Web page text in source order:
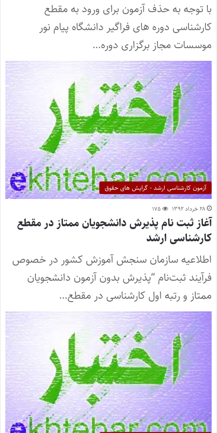
با توجه به حذف آزمون برای ورود به مقطع
کارشناسی دوره های فراگیر دانشگاه پیام نور
موسسات مجاز برگزاری دوره…
آزمون کارشناسی ارشد - گرایش های حقوق
۲۸ خرداد ۱۳۹۲ ۱۷۵
آغاز ثبت نام پذیرش دانشجویان ممتاز در مقطع
کارشناسی ارشد
اطلاعیه سازمان سنجش آموزش کشور در خصوص
فرآیند ثبت‌نام “پذیرش بدون آزمون دانشجویان
ممتاز و رتبه اول کارشناسی در مقطع…